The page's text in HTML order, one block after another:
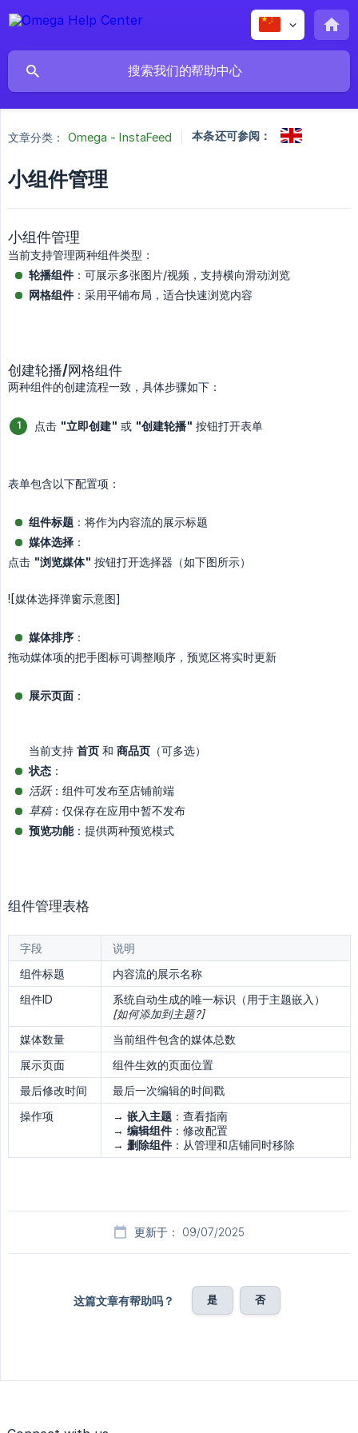
文章分类： Omega - InstaFeed 本条还可参阅：
小组件管理
小组件管理
当前支持管理两种组件类型：
轮播组件：可展示多张图片/视频，支持横向滑动浏览
网格组件：采用平铺布局，适合快速浏览内容
创建轮播/网格组件
两种组件的创建流程一致，具体步骤如下：
点击 "立即创建" 或 "创建轮播" 按钮打开表单
表单包含以下配置项：
组件标题 ：将作为内容流的展示标题
媒体选择 ：
点击 "浏览媒体" 按钮打开选择器（如下图所示）
![媒体选择弹窗示意图]
媒体排序 ：
拖动媒体项的把手图标可调整顺序，预览区将实时更新
展示页面 ：
当前支持 首页 和 商品页 （可多选）
状态 ：
活跃：组件可发布至店铺前端
草稿：仅保存在应用中暂不发布
预览功能：提供两种预览模式
组件管理表格
字段
说明
组件标题
内容流的展示名称
组件ID
系统自动生成的唯一标识（用于主题嵌入）
[如何添加到主题?]
媒体数量
当前组件包含的媒体总数
展示页面
组件生效的页面位置
最后修改时间
最后一次编辑的时间戳
操作项
→ 嵌入主题 ：查看指南
→ 编辑组件 ：修改配置
→ 删除组件 ：从管理和店铺同时移除
更新于： 09/07/2025
这篇文章有帮助吗？ 是 否